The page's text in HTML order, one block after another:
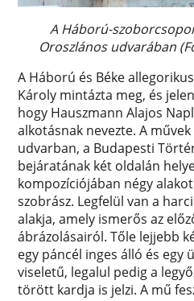
A Háború-
Oroszlános udvarában
A Háború és Béke
Károly mintázta meg, és
hogy Hauszmann Alajos
alkotásnak nevezte. A
udvarban, a Budapesti
bejáratának két oldalán
kompozíciójában négy
szobrász. Legfelül van a
alakja, amely ismerős az
ábrázolásairól. Tőle lejjebb
egy páncél inges álló és egy
viseletű, legalul pedig a
törött kardja is jelzi. A mű